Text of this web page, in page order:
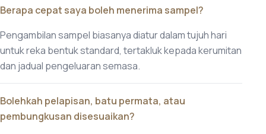
Berapa cepat saya boleh menerima sampel?
Pengambilan sampel biasanya diatur dalam tujuh hari
untuk reka bentuk standard, tertakluk kepada kerumitan
dan jadual pengeluaran semasa.
Bolehkah pelapisan, batu permata, atau
pembungkusan disesuaikan?